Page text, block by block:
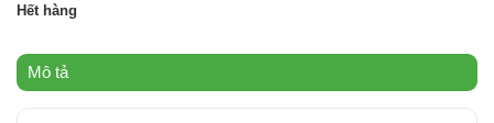
Hết hàng
Mô tả